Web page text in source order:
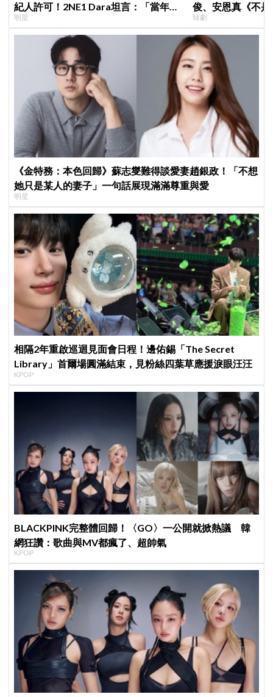
紀人許可！2NE1 Dara坦言：「當年超
羨慕少女時代」
明星
俊、安恩真《不
公開，網友直呼
韓劇
《金特務：本色回歸》蘇志燮難得談愛妻趙銀政！「不想
她只是某人的妻子」一句話展現滿滿尊重與愛
明星
相隔2年重啟巡迴見面會日程！邊佑錫「The Secret
Library」首爾場圓滿結束，見粉絲四葉草應援淚眼汪汪
KPOP
BLACKPINK完整體回歸！〈GO〉一公開就掀熱議 韓
網狂讚：歌曲與MV都瘋了、超帥氣
KPOP